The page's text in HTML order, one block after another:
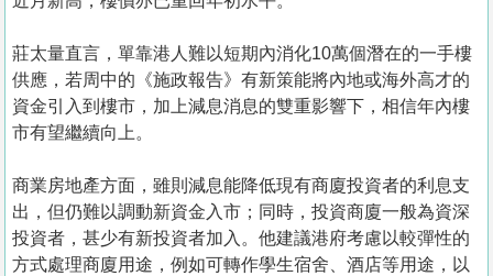
莊太量直言，單靠港人難以短期內消化10萬個潛在的一手樓
供應，若周中的《施政報告》有新策能將內地或海外高才的
資金引入到樓市，加上減息消息的雙重影響下，相信年內樓
市有望繼續向上。
商業房地產方面，雖則減息能降低現有商廈投資者的利息支
出，但仍難以調動新資金入市；同時，投資商廈一般為資深
投資者，甚少有新投資者加入。他建議港府考慮以較彈性的
方式處理商廈用途，例如可轉作學生宿舍、酒店等用途，以